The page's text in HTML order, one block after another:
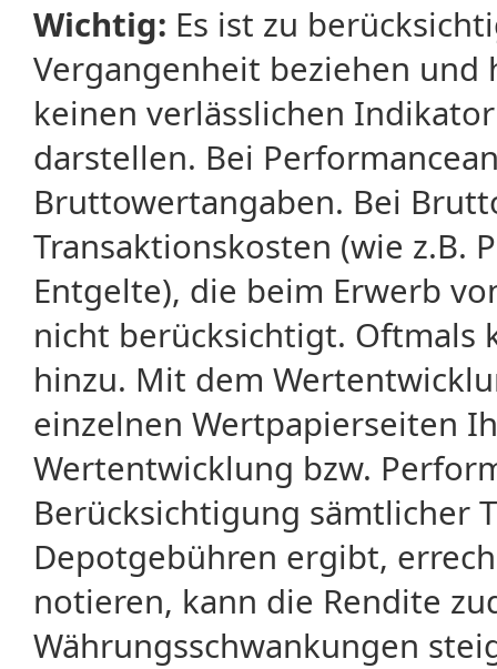
Wichtig: Es ist zu
Vergangenheit beziehen
keinen verlässlichen
darstellen. Bei
Bruttowertangaben. Bei
Transaktionskosten (wie z.B.
Entgelte), die beim Erwerb
nicht berücksichtigt. Oftmals
hinzu. Mit dem
einzelnen Wertpapierseiten
Wertentwicklung bzw.
Berücksichtigung sämtlicher
Depotgebühren ergibt,
notieren, kann die Rendite
Währungsschwankungen